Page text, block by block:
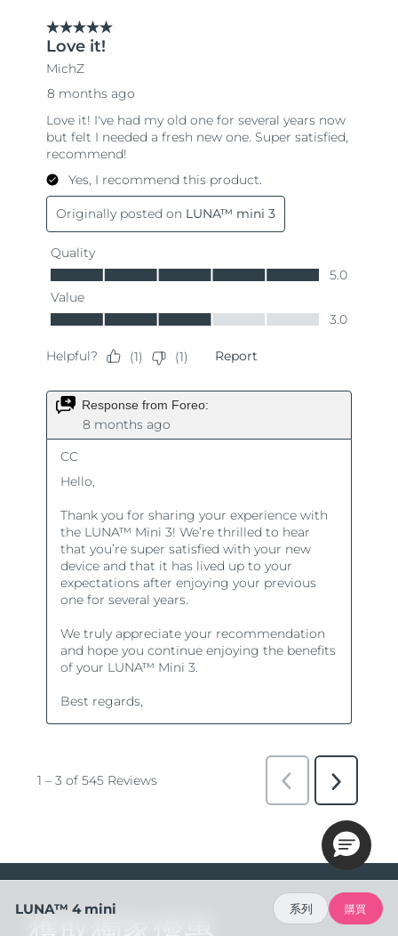
LUNA™ 4 mini 系列 購買